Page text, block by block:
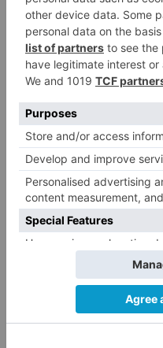
2
3
4
5